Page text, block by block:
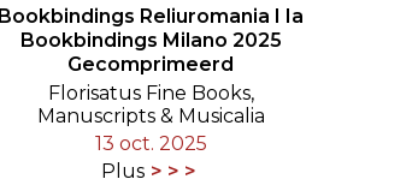
Bookbindings Reliuromania I Ia
Bookbindings Milano 2025
Gecomprimeerd
Florisatus Fine Books,
Manuscripts & Musicalia
13 oct. 2025
Plus